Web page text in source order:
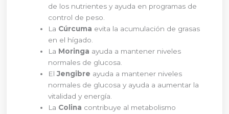
de los nutrientes y ayuda en programas de
control de peso.
La Cúrcuma evita la acumulación de grasas
en el hígado.
La Moringa ayuda a mantener niveles
normales de glucosa.
ElJengibre ayuda a mantener niveles
normales de glucosa y ayuda a aumentar la
vitalidad y energía.
La Colina contribuye al metabolismo